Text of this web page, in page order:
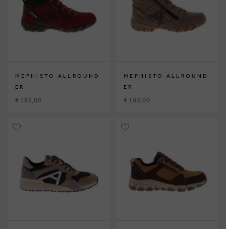
MEPHISTO ALLROUND
ER
€ 185,00
MEPHISTO ALLROUND
ER
€ 185,00